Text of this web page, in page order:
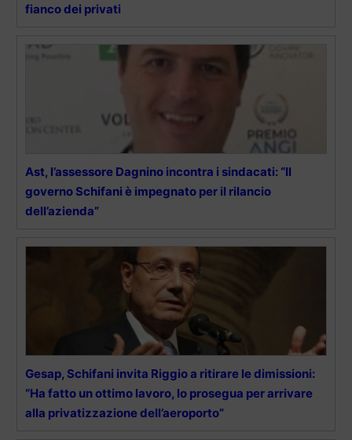
fianco dei privati
Ast, l’assessore Dagnino incontra i sindacati: “Il
governo Schifani è impegnato per il rilancio
dell’azienda”
Gesap, Schifani invita Riggio a ritirare le dimissioni:
“Ha fatto un ottimo lavoro, lo prosegua per arrivare
alla privatizzazione dell’aeroporto”